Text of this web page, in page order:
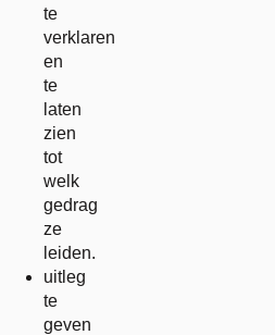
te
verklaren
en
te
laten
zien
tot
welk
gedrag
ze
leiden.
uitleg
te
geven